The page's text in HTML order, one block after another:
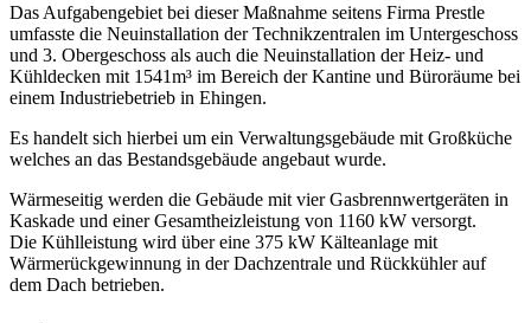
Das Aufgabengebiet bei dieser Maßnahme seitens Firma Prestle
umfasste die Neuinstallation der Technikzentralen im Untergeschoss
und 3. Obergeschoss als auch die Neuinstallation der Heiz- und
Kühldecken mit 1541m³ im Bereich der Kantine und Büroräume bei
einem Industriebetrieb in Ehingen.
Es handelt sich hierbei um ein Verwaltungsgebäude mit Großküche
welches an das Bestandsgebäude angebaut wurde.
Wärmeseitig werden die Gebäude mit vier Gasbrennwertgeräten in
Kaskade und einer Gesamtheizleistung von 1160 kW versorgt.
Die Kühlleistung wird über eine 375 kW Kälteanlage mit
Wärmerückgewinnung in der Dachzentrale und Rückkühler auf
dem Dach betrieben.